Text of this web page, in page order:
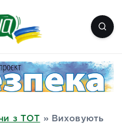
Одеса, Мелітополь
з ТОТ »
Виховують